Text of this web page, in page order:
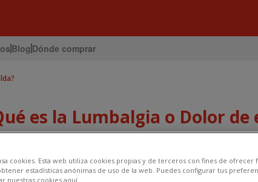
Blog Dónde comprar
es la Lumbalgia o Dolor de
es un dolor de la musculatura de la zona lumbar de la
a consecuencia de un desequilibrio muscular por
cookies. Esta web utiliza cookies propias y de terceros con fines de ofrecer
estadísticas anónimas de uso de la web. Puedes configurar tus
nuestras cookies aquí.